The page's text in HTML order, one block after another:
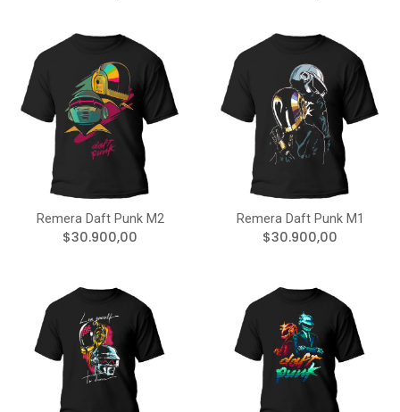
Remera Daft Punk M2
$30.900,00
Remera Daft Punk M1
$30.900,00